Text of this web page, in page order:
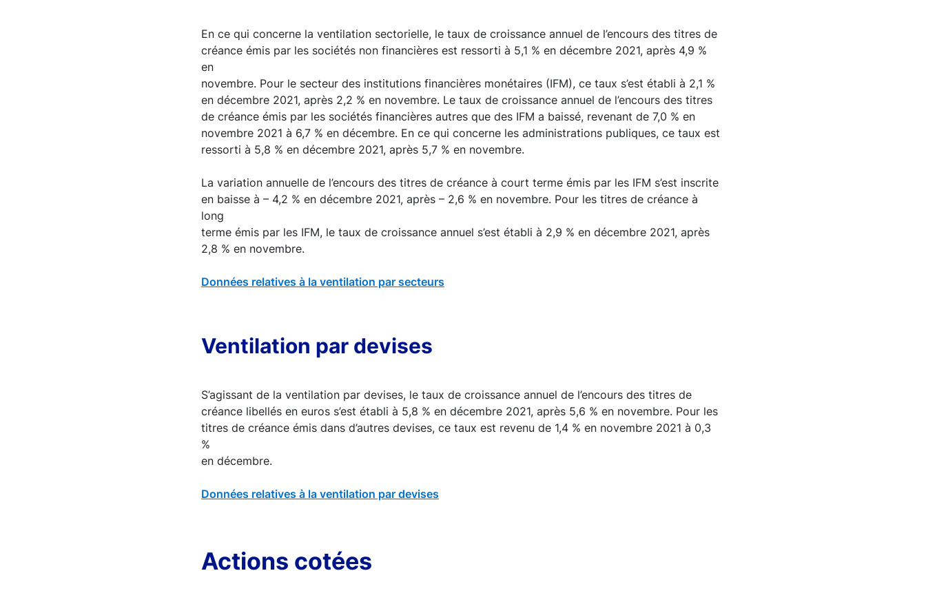
En ce qui concerne la ventilation sectorielle, le taux de croissance annuel de l’encours des titres de
créance émis par les sociétés non financières est ressorti à 5,1 % en décembre 2021, après 4,9 %
en
novembre. Pour le secteur des institutions financières monétaires (IFM), ce taux s’est établi à 2,1 %
en décembre 2021, après 2,2 % en novembre. Le taux de croissance annuel de l’encours des titres
de créance émis par les sociétés financières autres que des IFM a baissé, revenant de 7,0 % en
novembre 2021 à 6,7 % en décembre. En ce qui concerne les administrations publiques, ce taux est
ressorti à 5,8 % en décembre 2021, après 5,7 % en novembre.
La variation annuelle de l’encours des titres de créance à court terme émis par les IFM s’est inscrite
en baisse à – 4,2 % en décembre 2021, après – 2,6 % en novembre. Pour les titres de créance à
long
terme émis par les IFM, le taux de croissance annuel s’est établi à 2,9 % en décembre 2021, après
2,8 % en novembre.
Données relatives à la ventilation par secteurs
Ventilation par devises
S’agissant de la ventilation par devises, le taux de croissance annuel de l’encours des titres de
créance libellés en euros s’est établi à 5,8 % en décembre 2021, après 5,6 % en novembre. Pour les
titres de créance émis dans d’autres devises, ce taux est revenu de 1,4 % en novembre 2021 à 0,3
%
en décembre.
Données relatives à la ventilation par devises
Actions cotées